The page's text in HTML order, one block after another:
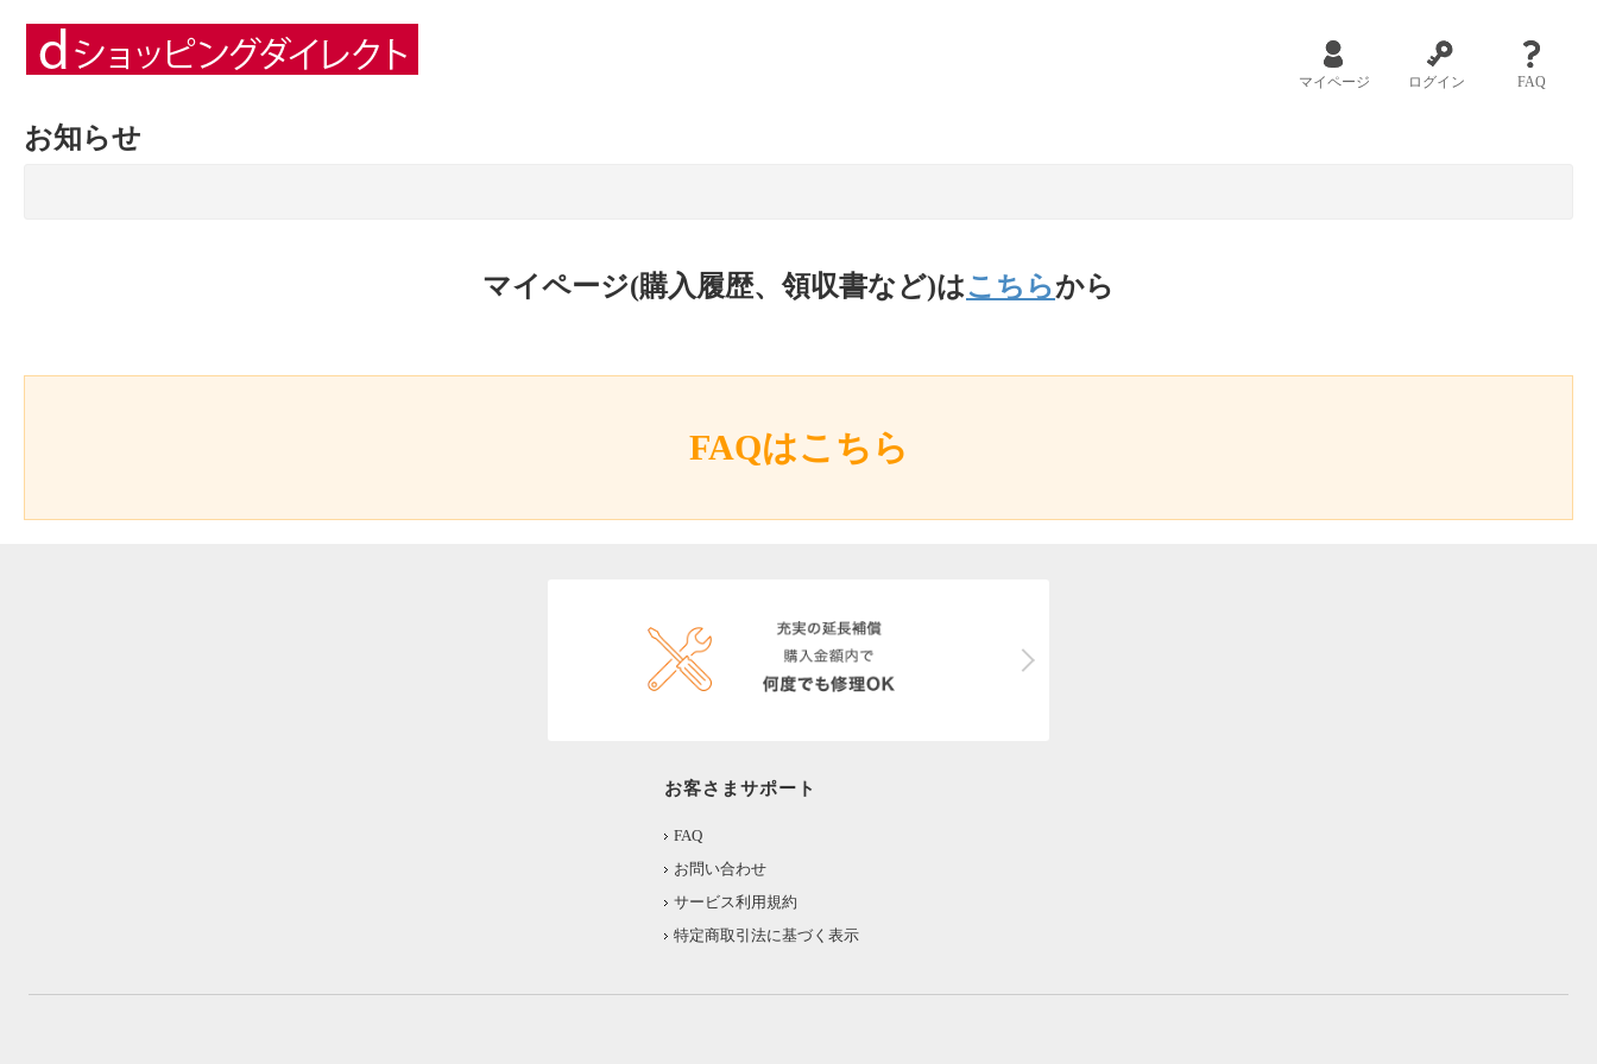
マイページ ログイン FAQ
お知らせ
マイページ(購入履歴、領収書など)はこちらから
FAQはこちら
お客さまサポート
FAQ
お問い合わせ
サービス利用規約
特定商取引法に基づく表示